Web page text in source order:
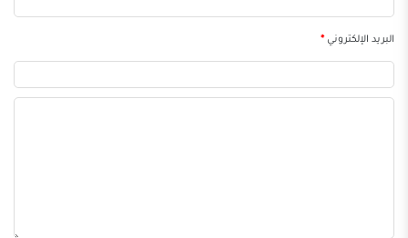
البريد الإلكتروني*